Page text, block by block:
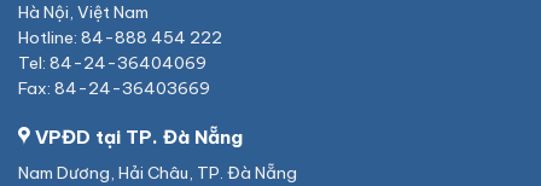
Hà Nội, Việt Nam
Hotline: 84-888 454 222
Tel: 84-24-36404069
Fax: 84-24-36403669
VPĐD tại TP. Đà Nẵng
Nam Dương, Hải Châu, TP. Đà Nẵng